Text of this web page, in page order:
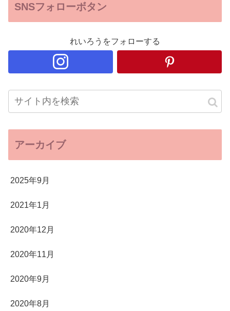
SNSフォローボタン
れいろうをフォローする
アーカイブ
2025年9月
2021年1月
2020年12月
2020年11月
2020年9月
2020年8月